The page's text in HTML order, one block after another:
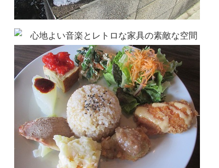
心地よい音楽とレトロな家具の素敵な空間